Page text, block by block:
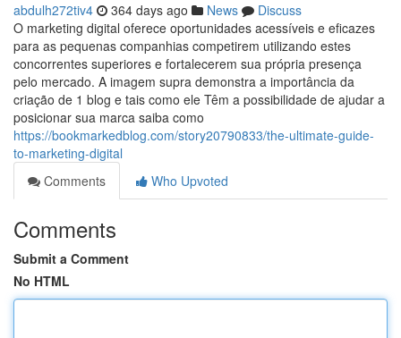
abdulh272tiv4 364 days ago News
Discuss
O marketing digital oferece oportunidades acessíveis e eficazes
para as pequenas companhias competirem utilizando estes
concorrentes superiores e fortalecerem sua própria presença
pelo mercado. A imagem supra demonstra a importância da
criação de 1 blog e tais como ele Têm a possibilidade de ajudar a
posicionar sua marca saiba como
https://bookmarkedblog.com/story20790833/the-ultimate-guide-
to-marketing-digital
Comments
Who Upvoted
Comments
Submit a Comment
No HTML